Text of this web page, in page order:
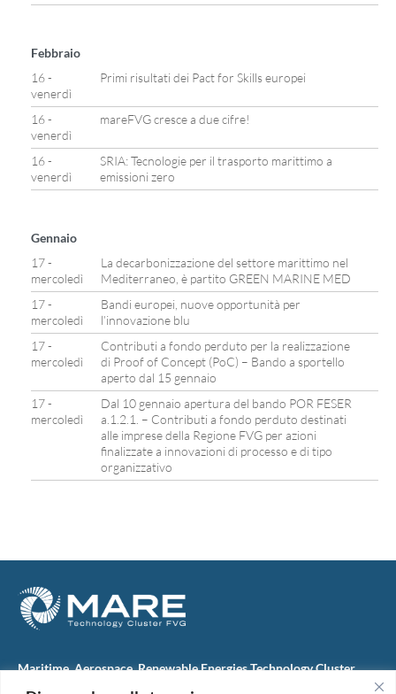
Febbraio
16 -
venerdì
Primi risultati dei Pact for Skills europei
16 -
venerdì
mareFVG cresce a due cifre!
16 -
venerdì
SRIA: Tecnologie per il trasporto marittimo a
emissioni zero
Gennaio
17 -
mercoledì
La decarbonizzazione del settore marittimo nel
Mediterraneo, è partito GREEN MARINE MED
17 -
mercoledì
Bandi europei, nuove opportunità per
l’innovazione blu
17 -
mercoledì
Contributi a fondo perduto per la realizzazione
di Proof of Concept (PoC) – Bando a sportello
aperto dal 15 gennaio
17 -
mercoledì
Dal 10 gennaio apertura del bando POR FESER
a.1.2.1. – Contributi a fondo perduto destinati
alle imprese della Regione FVG per azioni
finalizzate a innovazioni di processo e di tipo
organizzativo
Maritime, Aerospace, Renewable Energies Technology Cluster